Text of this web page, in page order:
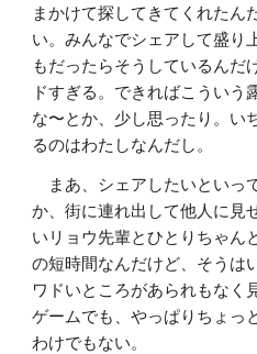
まかけて探してきてくれたん
い。みんなでシェアして盛り
もだったらそうしているんだ
ドすぎる。できればこういう
な〜とか、少し思ったり。い
るのはわたしなんだし。
まあ、シェアしたいといっ
か、街に連れ出して他人に見
いリョウ先輩とひとりちゃん
の短時間なんだけど、そうは
ワドいところがあられもなく
ゲームでも、やっぱりちょっ
わけでもない。